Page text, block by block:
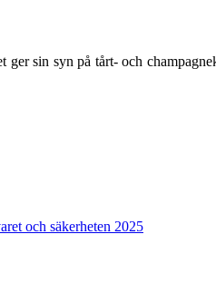
sin syn på tårt- och
och säkerheten 2025